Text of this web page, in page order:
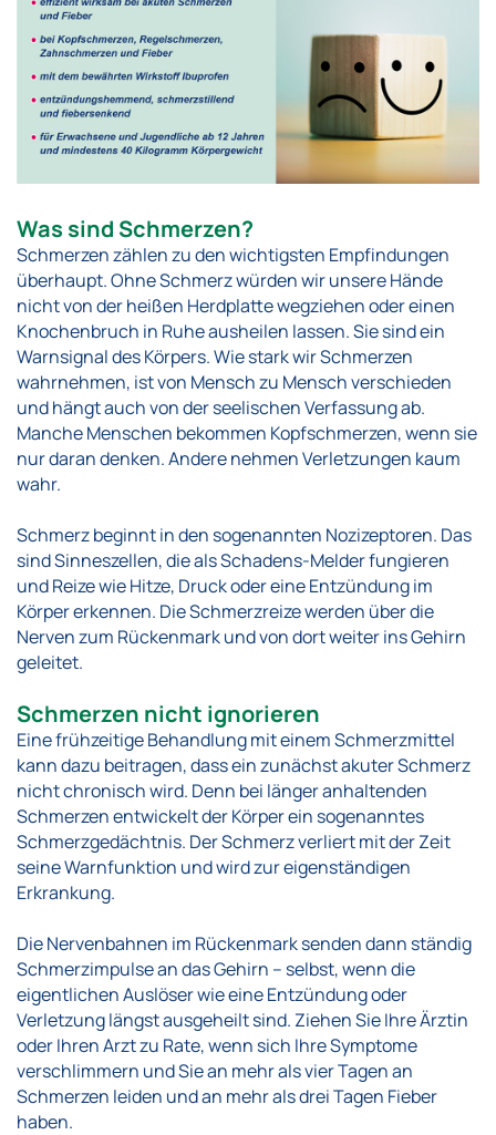
Was sind Schmerzen?
Schmerzen zählen zu den wichtigsten Empfindungen
überhaupt. Ohne Schmerz würden wir unsere Hände
nicht von der heißen Herdplatte wegziehen oder einen
Knochenbruch in Ruhe ausheilen lassen. Sie sind ein
Warnsignal des Körpers. Wie stark wir Schmerzen
wahrnehmen, ist von Mensch zu Mensch verschieden
und hängt auch von der seelischen Verfassung ab.
Manche Menschen bekommen Kopfschmerzen, wenn sie
nur daran denken. Andere nehmen Verletzungen kaum
wahr.
Schmerz beginnt in den sogenannten Nozizeptoren. Das
sind Sinneszellen, die als Schadens-Melder fungieren
und Reize wie Hitze, Druck oder eine Entzündung im
Körper erkennen. Die Schmerzreize werden über die
Nerven zum Rückenmark und von dort weiter ins Gehirn
geleitet.
Schmerzen nicht ignorieren
Eine frühzeitige Behandlung mit einem Schmerzmittel
kann dazu beitragen, dass ein zunächst akuter Schmerz
nicht chronisch wird. Denn bei länger anhaltenden
Schmerzen entwickelt der Körper ein sogenanntes
Schmerzgedächtnis. Der Schmerz verliert mit der Zeit
seine Warnfunktion und wird zur eigenständigen
Erkrankung.
Die Nervenbahnen im Rückenmark senden dann ständig
Schmerzimpulse an das Gehirn – selbst, wenn die
eigentlichen Auslöser wie eine Entzündung oder
Verletzung längst ausgeheilt sind. Ziehen Sie Ihre Ärztin
oder Ihren Arzt zu Rate, wenn sich Ihre Symptome
verschlimmern und Sie an mehr als vier Tagen an
Schmerzen leiden und an mehr als drei Tagen Fieber
haben.